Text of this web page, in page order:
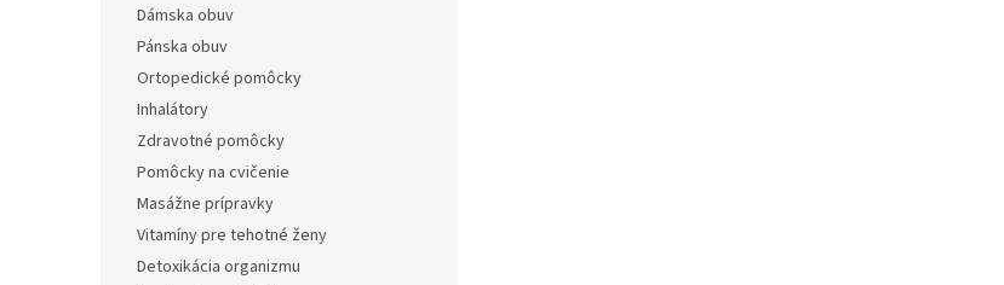
Dámska obuv
Pánska obuv
Ortopedické pomôcky
Inhalátory
Zdravotné pomôcky
Pomôcky na cvičenie
Masážne prípravky
Vitamíny pre tehotné ženy
Detoxikácia organizmu